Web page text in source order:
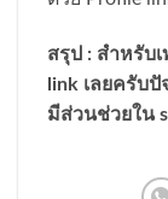
สรุป : สำหรับ
link เลยครับ
มีส่วนช่วยใน